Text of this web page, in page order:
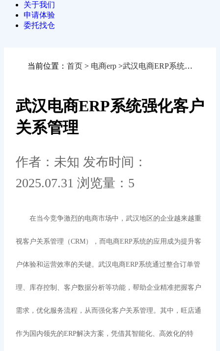
关于我们
申请体验
委托找仓
当前位置： 首页 > 电商erp >武汉电商ERP系统强化客户关系管理
武汉电商ERP系统强化客户
关系管理
作者：未知 发布时间：
2025.07.31 浏览量：5
在当今竞争激烈的电商市场中，武汉地区的企业越来越重
视客户关系管理（CRM），而电商ERP系统的应用成为提升客
户体验和运营效率的关键。武汉电商ERP系统通过整合订单管
理、库存控制、客户数据分析等功能，帮助企业精准把握客户
需求，优化服务流程，从而强化客户关系管理。其中，旺店通
作为国内领先的ERP解决方案，凭借其智能化、高效化的特